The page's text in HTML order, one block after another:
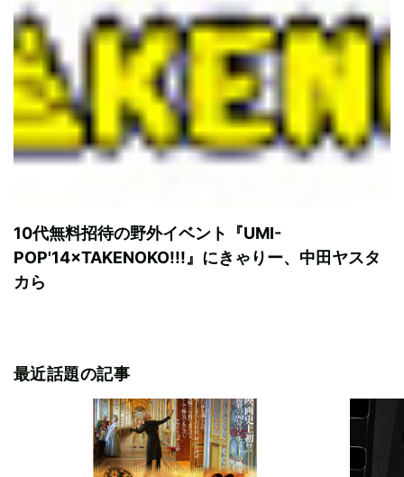
10代無料招待の野外イベント『UMI-
POP'14×TAKENOKO!!!』にきゃりー、中田ヤスタ
カら
最近話題の記事